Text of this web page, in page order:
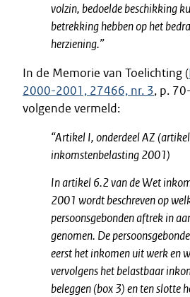
volzin, bedoelde beschikking
betrekking hebben op het
herziening.”
In de Memorie van Toelichting (
2000-2001, 27466, nr. 3, p.
volgende vermeld:
“Artikel I, onderdeel AZ
inkomstenbelasting 2001)
In artikel 6.2 van de Wet
2001 wordt beschreven op
persoonsgebonden aftrek in
genomen. De
eerst het inkomen uit werk en
vervolgens het belastbaar
beleggen (box 3) en ten slotte